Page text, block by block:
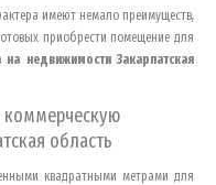
имеют немало преимуществ,
приобрести помещение для
на недвижимостиЗакарпатская
коммерческую
область
квадратными метрами для